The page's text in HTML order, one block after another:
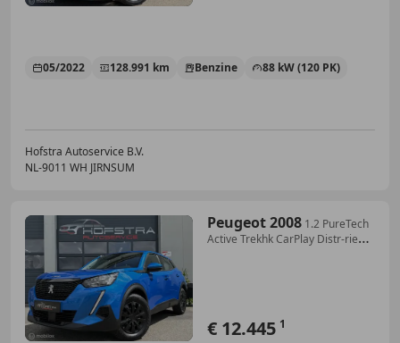
05/2022 128.991 km Benzine 88 kW (120 PK)
Hofstra Autoservice B.V.
NL-9011 WH JIRNSUM
Peugeot 2008 1.2 PureTech
Active Trekhk CarPlay Distr-riem-
€ 12.445 1